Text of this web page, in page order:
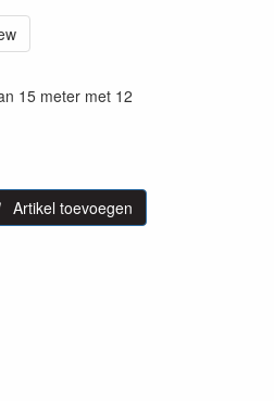
15 meter met 12
Artikel toevoegen